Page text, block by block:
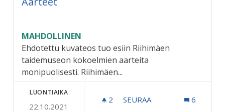
MAHDOLLINEN
Ehdotettu kuvateos tuo esiin Riihimäen
taidemuseon kokoelmien aarteita
monipuolisesti. Riihimäen...
LUONTIAIKA
22.10.2021
2 2 SEURAAJAA
SEURAA 6